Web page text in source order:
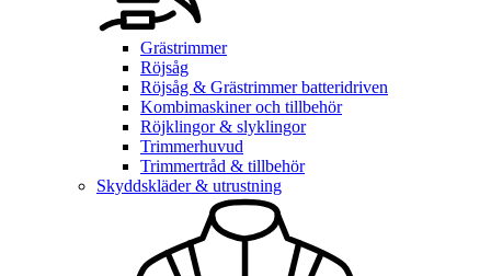
Grästrimmer
Röjsåg
Röjsåg & Grästrimmer batteridriven
Kombimaskiner och tillbehör
Röjklingor & slyklingor
Trimmerhuvud
Trimmertråd & tillbehör
Skyddskläder & utrustning